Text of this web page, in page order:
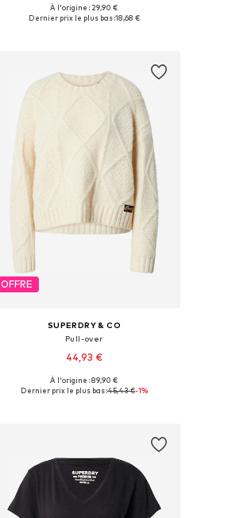
+12
Tailles disponibles: XXS, XS, S, M, L, XL
À l'origine : 29,90 €
Dernier prix le plus bas :18,68 €
OFFRE
SUPERDRY & CO
Pull-over
44,93 €
Tailles disponibles: S, M, L, XL
À l'origine : 89,90 €
Dernier prix le plus bas :45,43 €-1%